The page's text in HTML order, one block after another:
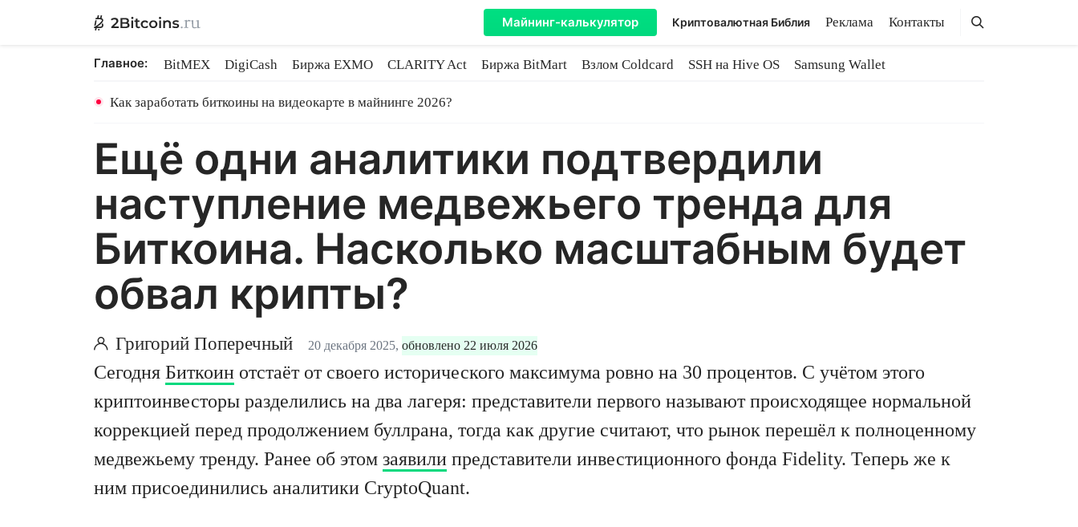
Майнинг-калькулятор Криптовалютная Библия Реклама Контакты Поиск
Поиск
Главное: BitMEX DigiCash Биржа EXMO CLARITY Act Биржа BitMart Взлом Coldcard SSH на Hive OS
Samsung Wallet
Как заработать биткоины на видеокарте в майнинге 2026?
Ещё одни аналитики подтвердили
наступление медвежьего тренда для
Биткоина. Насколько масштабным будет
обвал крипты?
Григорий Поперечный 20 декабря 2025, обновлено 22 июля 2026
Сегодня Биткоин отстаёт от своего исторического максимума ровно на 30 процентов. С учётом этого
криптоинвесторы разделились на два лагеря: представители первого называют происходящее нормальной
коррекцией перед продолжением буллрана, тогда как другие считают, что рынок перешёл к полноценному
медвежьему тренду. Ранее об этом заявили представители инвестиционного фонда Fidelity. Теперь же к
ним присоединились аналитики CryptoQuant.